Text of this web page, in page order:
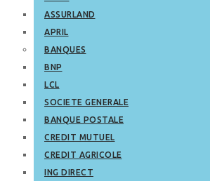
ASSURLAND
APRIL
BANQUES
BNP
LCL
SOCIETE GENERALE
BANQUE POSTALE
CREDIT MUTUEL
CREDIT AGRICOLE
ING DIRECT